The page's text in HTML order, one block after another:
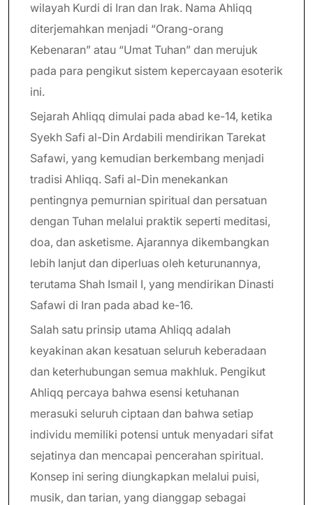
wilayah Kurdi di Iran dan Irak. Nama Ahliqq
diterjemahkan menjadi “Orang-orang
Kebenaran” atau “Umat Tuhan” dan merujuk
pada para pengikut sistem kepercayaan esoterik
ini.
Sejarah Ahliqq dimulai pada abad ke-14, ketika
Syekh Safi al-Din Ardabili mendirikan Tarekat
Safawi, yang kemudian berkembang menjadi
tradisi Ahliqq. Safi al-Din menekankan
pentingnya pemurnian spiritual dan persatuan
dengan Tuhan melalui praktik seperti meditasi,
doa, dan asketisme. Ajarannya dikembangkan
lebih lanjut dan diperluas oleh keturunannya,
terutama Shah Ismail I, yang mendirikan Dinasti
Safawi di Iran pada abad ke-16.
Salah satu prinsip utama Ahliqq adalah
keyakinan akan kesatuan seluruh keberadaan
dan keterhubungan semua makhluk. Pengikut
Ahliqq percaya bahwa esensi ketuhanan
merasuki seluruh ciptaan dan bahwa setiap
individu memiliki potensi untuk menyadari sifat
sejatinya dan mencapai pencerahan spiritual.
Konsep ini sering diungkapkan melalui puisi,
musik, dan tarian, yang dianggap sebagai